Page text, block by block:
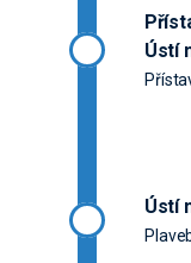
Ústí
Ústí